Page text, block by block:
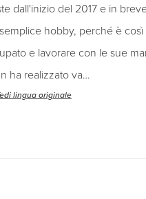
dall'inizio del 2017 e in
hobby, perché è
e lavorare con le sue
ha realizzato va…
lingua originale